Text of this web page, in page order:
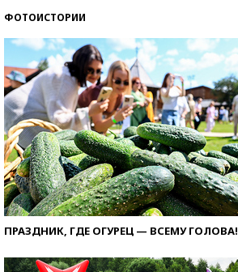
ФОТОИСТОРИИ
ПРАЗДНИК, ГДЕ ОГУРЕЦ — ВСЕМУ ГОЛОВА!